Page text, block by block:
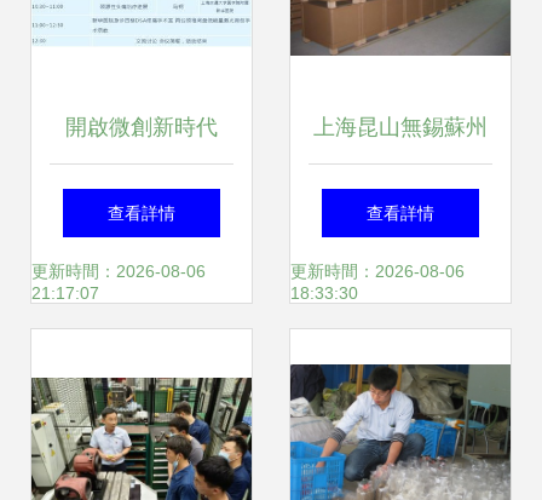
開啟微創新時代
2019椎間盤激光修
復技術全國推廣會
醫院
查看詳情
更新時間：2026-08-06
21:17:07
上海昆山無錫蘇州
地區優質紙箱包裝
解決方案 357層牛
箱專業生產供應商
查看詳情
更新時間：2026-08-06
18:33:30